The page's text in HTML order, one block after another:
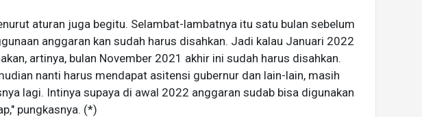
aturan juga begitu. Selambat-lambatnya itu satu bulan sebelum
anggaran kan sudah harus disahkan. Jadi kalau Januari 2022
artinya, bulan November 2021 akhir ini sudah harus disahkan.
nanti harus mendapat asitensi gubernur dan lain-lain, masih
lagi. Intinya supaya di awal 2022 anggaran sudab bisa digunakan
pungkasnya. (*)